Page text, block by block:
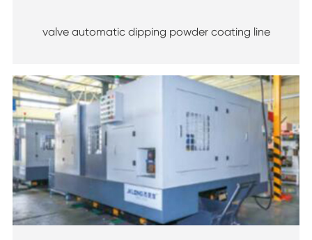
valve automatic dipping powder coating line